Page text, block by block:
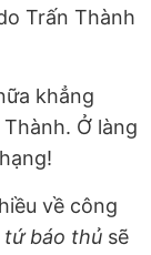
Trấn Thành
khẳng
Ở làng
về công
tứ báo thủ sẽ